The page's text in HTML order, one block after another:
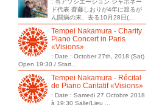
: 当アソシエーション ジャポネー
ド代表 齋藤しおりが4年に渡るが
ん闘病の末、去る10月28日(...
Tempei Nakamura - Charity
Piano Concert in Paris
«Visions»
: Date : October 27th, 2018 (Sat)
Open 19:30 / Start...
Tempei Nakamura - Récital
de Piano Caritatif «Visions»
: Date : Samedi 27 Octobre 2018
à 19:30 Salle/Lieu ...